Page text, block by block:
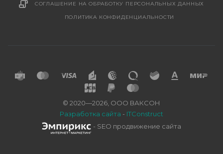
СОГЛАШЕНИЕ НА ОБРАБОТКУ ПЕРСОНАЛЬНЫХ ДАННЫХ
ПОЛИТИКА КОНФИДЕНЦИАЛЬНОСТИ
© 2020—2026, ООО ВАКСОН
Разработка сайта - ITConstruct
- SEO продвижение сайта